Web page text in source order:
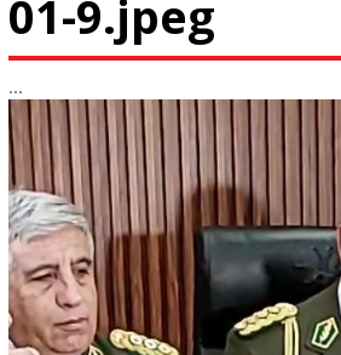
01-9.jpeg
...